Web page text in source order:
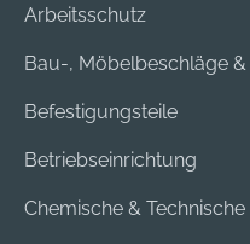
Arbeitsschutz
Bau-, Möbelbeschläge
Befestigungsteile
Betriebseinrichtung
Chemische &